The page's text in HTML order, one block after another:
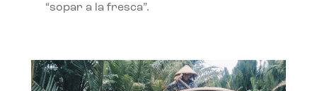
“sopar a la fresca”.